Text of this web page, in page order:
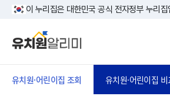
본문 바로가기
이 누리집은 대한민국 공식 전자정부 누리집
유치원·어린이집 조회 유치원·어린이집 비